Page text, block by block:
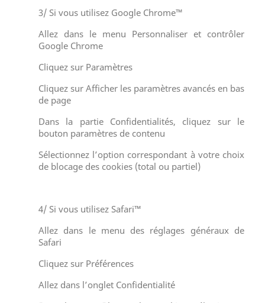
3/ Si vous utilisez Google Chrome™
Allez dans le menu Personnaliser et contrôler
Google Chrome
Cliquez sur Paramètres
Cliquez sur Afficher les paramètres avancés en bas
de page
Dans la partie Confidentialités, cliquez sur le
bouton paramètres de contenu
Sélectionnez l’option correspondant à votre choix
de blocage des cookies (total ou partiel)
4/ Si vous utilisez Safari™
Allez dans le menu des réglages généraux de
Safari
Cliquez sur Préférences
Allez dans l’onglet Confidentialité